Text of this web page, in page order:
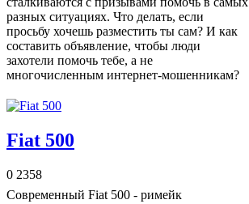
разных ситуациях. Что делать, если
просьбу хочешь разместить ты сам? И как
составить объявление, чтобы люди
захотели помочь тебе, а не
многочисленным интернет-мошенникам?
Fiat 500
0 2358
Современный Fiat 500 - римейк